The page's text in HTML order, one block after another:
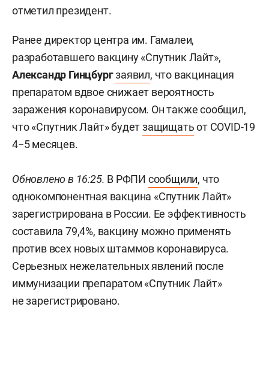
отметил президент.
Ранее директор центра им. Гамалеи,
разработавшего вакцину «Спутник Лайт»,
Александр Гинцбургзаявил, что вакцинация
препаратом вдвое снижает вероятность
заражения коронавирусом. Он также сообщил,
что «Спутник Лайт» будетзащищатьот COVID-19
4−5 месяцев.
Обновлено в 16:25. В РФПИ сообщили, что
однокомпонентная вакцина «Спутник Лайт»
зарегистрирована в России. Ее эффективность
составила 79,4%, вакцину можно применять
против всех новых штаммов коронавируса.
Серьезных нежелательных явлений после
иммунизации препаратом «Спутник Лайт»
не зарегистрировано.